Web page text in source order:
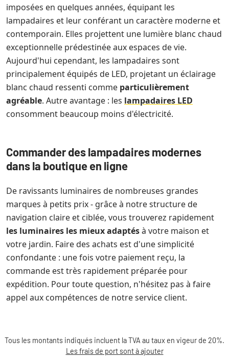
imposées en quelques années, équipant les
lampadaires et leur conférant un caractère moderne et
contemporain. Elles projettent une lumière blanc chaud
exceptionnelle prédestinée aux espaces de vie.
Aujourd'hui cependant, les lampadaires sont
principalement équipés de LED, projetant un éclairage
blanc chaud ressenti comme particulièrement
agréable. Autre avantage : les lampadaires LED
consomment beaucoup moins d'électricité.
Commander des lampadaires modernes
dans la boutique en ligne
De ravissants luminaires de nombreuses grandes
marques à petits prix - grâce à notre structure de
navigation claire et ciblée, vous trouverez rapidement
les luminaires les mieux adaptésà votre maison et
votre jardin. Faire des achats est d'une simplicité
confondante : une fois votre paiement reçu, la
commande est très rapidement préparée pour
expédition. Pour toute question, n'hésitez pas à faire
appel aux compétences de notre service client.
Tous les montants indiqués incluent la TVA au taux en vigeur de 20%.
Les frais de port sont à ajouter